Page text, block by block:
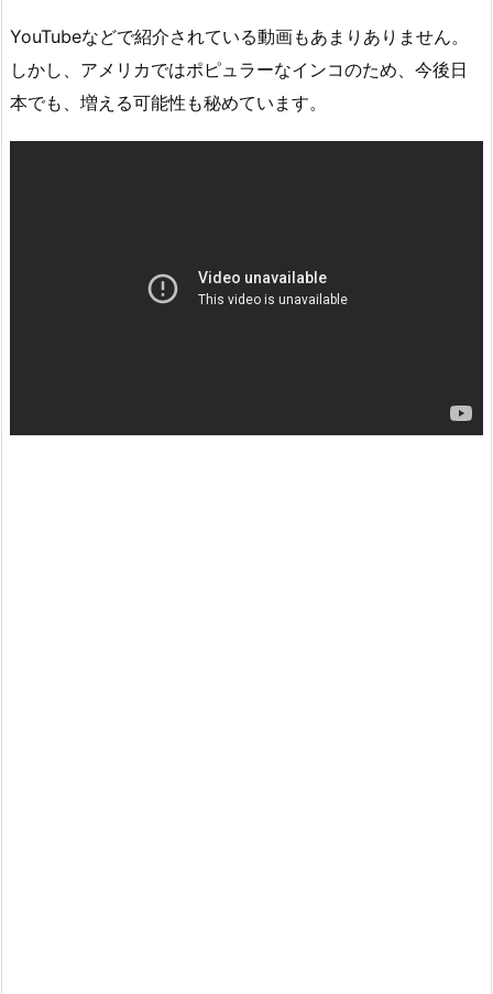
YouTubeなどで紹介されている動画もあまりありません。
しかし、アメリカではポピュラーなインコのため、今後日
本でも、増える可能性も秘めています。